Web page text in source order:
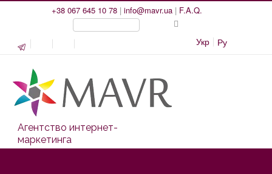
+38 067 645 10 78 | info@mavr.ua | F.A.Q.
Укр Ру
Агентство интернет-
маркетинга